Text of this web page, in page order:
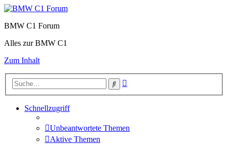
BMW C1 Forum
Alles zur BMW C1
Zum Inhalt
Suche
Schnellzugriff
Unbeantwortete Themen
Aktive Themen